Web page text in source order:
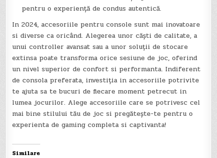
pentru o experiență de condus autentică.
In 2024, accesoriile pentru console sunt mai inovatoare
si diverse ca oricând. Alegerea unor căști de calitate, a
unui controller avansat sau a unor soluții de stocare
extinsa poate transforma orice sesiune de joc, oferind
un nivel superior de confort si performanta. Indiferent
de consola preferata, investiția in accesoriile potrivite
te ajuta sa te bucuri de fiecare moment petrecut in
lumea jocurilor. Alege accesoriile care se potrivesc cel
mai bine stilului tău de joc si pregătește-te pentru o
experienta de gaming completa si captivanta!
Similare